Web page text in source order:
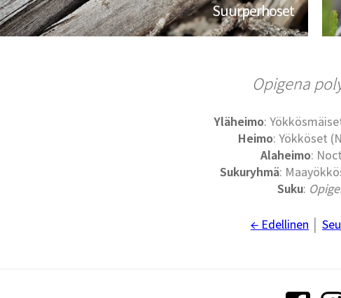
Suurperhoset
Opigena
Yläheimo:
Heimo: Yökköset
Alaheimo:
Sukuryhmä:
Suku:
← Edellinen